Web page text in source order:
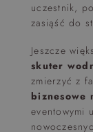
uczestnik,
zasiąść do
Jeszcze
skuter
zmierzyć z
biznesowe
eventowymi